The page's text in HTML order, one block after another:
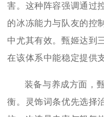
害。这种阵容强调通过
的冰冻能力与队友的控
中尤其有效。甄姬达到
在该体系中能稳定提供
装备与养成方面，
衡。灵饰词条优先选择